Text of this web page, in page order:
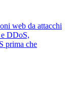
web da attacchi
DDoS,
prima che